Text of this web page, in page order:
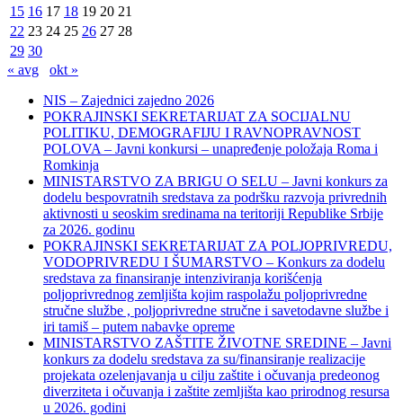
15 16 17 18 19 20 21
22 23 24 25 26 27 28
29 30
« avg
okt »
NIS – Zajednici zajedno 2026
POKRAJINSKI SEKRETARIJAT ZA SOCIJALNU
POLITIKU, DEMOGRAFIJU I RAVNOPRAVNOST
POLOVA – Javni konkursi – unapređenje položaja Roma i
Romkinja
MINISTARSTVO ZA BRIGU O SELU – Javni konkurs za
dodelu bespovratnih sredstava za podršku razvoja privrednih
aktivnosti u seoskim sredinama na teritoriji Republike Srbije
za 2026. godinu
POKRAJINSKI SEKRETARIJAT ZA POLJOPRIVREDU,
VODOPRIVREDU I ŠUMARSTVO – Konkurs za dodelu
sredstava za finansiranje intenziviranja korišćenja
poljoprivrednog zemljišta kojim raspolažu poljoprivredne
stručne službe , poljoprivredne stručne i savetodavne službe i
iri tamiš ‒ putem nabavke opreme
MINISTARSTVO ZAŠTITE ŽIVOTNE SREDINE – Javni
konkurs za dodelu sredstava za su/finansiranje realizacije
projekata ozelenjavanja u cilju zaštite i očuvanja predeonog
diverziteta i očuvanja i zaštite zemljišta kao prirodnog resursa
u 2026. godini